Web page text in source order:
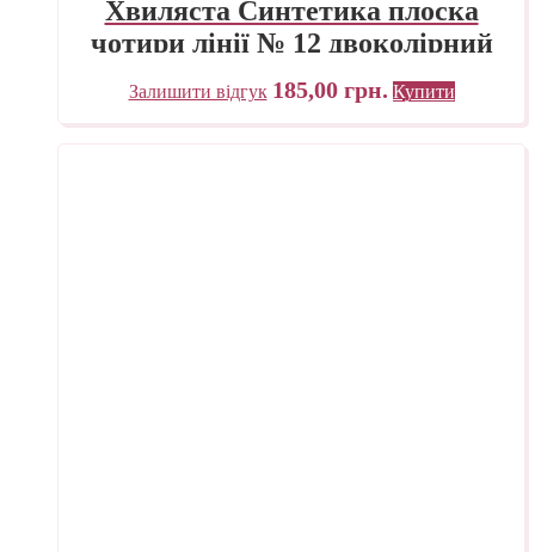
Хвиляста Синтетика плоска
чотири лінії № 12 двоколірний
ворс
Залишити відгук 185,00 грн. Купити